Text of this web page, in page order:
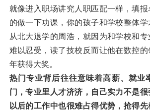
就像进入职场讲究人职匹配一样，填
的做一下功课，你的孩子和学校整体
从北大退学的周浩，就因为和学校和专
难以忍受，读了技校反而让他在数控
年获得大奖。
热门专业背后往往意味着高薪、就业
门，专业里人才济济，自己实力不是
以后的工作中也很难占得优势，抢得先